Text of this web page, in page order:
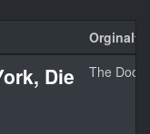
Die The